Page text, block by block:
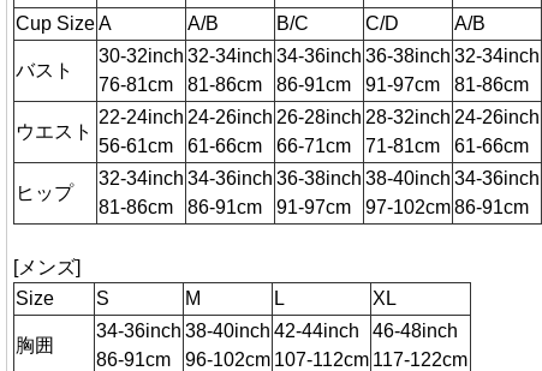
Cup SizeA A/B B/C C/D A/B
バスト
30-32inch
76-81cm
32-34inch
81-86cm
34-36inch
86-91cm
36-38inch
91-97cm
32-34inch
81-86cm
ウエスト
22-24inch
56-61cm
24-26inch
61-66cm
26-28inch
66-71cm
28-32inch
71-81cm
24-26inch
61-66cm
ヒップ
32-34inch
81-86cm
34-36inch
86-91cm
36-38inch
91-97cm
38-40inch
97-102cm
34-36inch
86-91cm
[メンズ]
Size
S M L XL
胸囲
34-36inch
86-91cm
38-40inch
96-102cm
42-44inch
107-112cm
46-48inch
117-122cm